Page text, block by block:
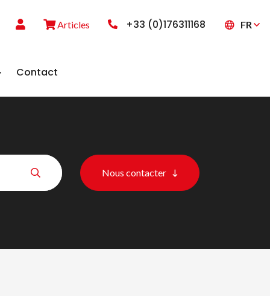
Articles +33 (0)176311168 FR
Contact
Nous contacter